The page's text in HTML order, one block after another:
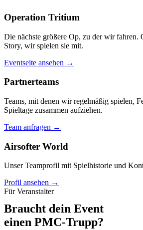
Operation Tritium
Die nächste größere Op, zu der wir fahren.
Story, wir spielen sie mit.
Eventseite ansehen →
Partnerteams
Teams, mit denen wir regelmäßig spielen,
Spieltage zusammen aufziehen.
Team anfragen →
Airsofter World
Unser Teamprofil mit Spielhistorie und
Profil ansehen →
Für Veranstalter
Braucht dein Event
einen PMC-Trupp?